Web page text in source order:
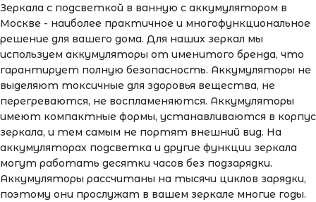
Зеркала с подсветкой в ванную с аккумулятором в
Москве - наиболее практичное и многофункциональное
решение для вашего дома. Для наших зеркал мы
используем аккумуляторы от именитого бренда, что
гарантирует полную безопасность. Аккумуляторы не
выделяют токсичные для здоровья вещества, не
перегреваются, не воспламеняются. Аккумуляторы
имеют компактные формы, устанавливаются в корпус
зеркала, и тем самым не портят внешний вид. На
аккумуляторах подсветка и другие функции зеркала
могут работать десятки часов без подзарядки.
Аккумуляторы рассчитаны на тысячи циклов зарядки,
поэтому они прослужат в вашем зеркале многие годы.